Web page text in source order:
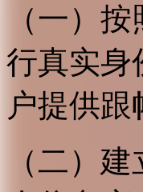
（一）
行真实身
户提供跟
（二）